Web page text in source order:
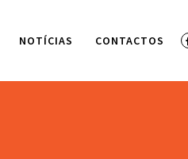
NOTÍCIAS CONTACTOS